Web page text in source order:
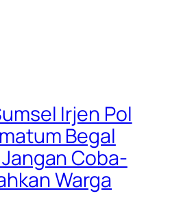
Irjen Pol
Begal
Coba-
Warga